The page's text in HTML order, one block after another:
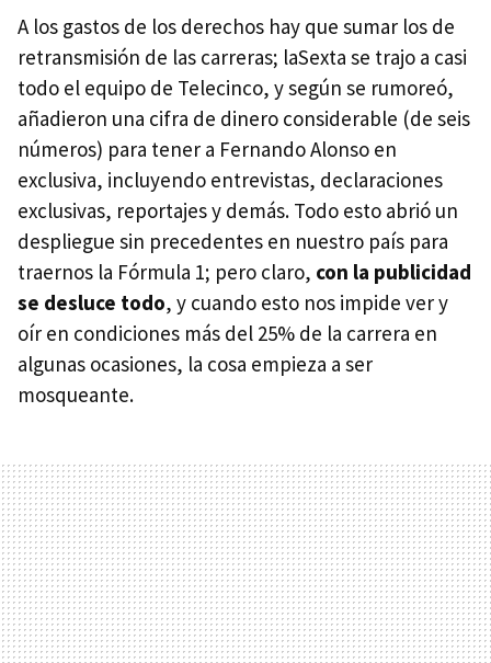
A los gastos de los derechos hay que sumar los de
retransmisión de las carreras; laSexta se trajo a casi
todo el equipo de Telecinco, y según se rumoreó,
añadieron una cifra de dinero considerable (de seis
números) para tener a Fernando Alonso en
exclusiva, incluyendo entrevistas, declaraciones
exclusivas, reportajes y demás. Todo esto abrió un
despliegue sin precedentes en nuestro país para
traernos la Fórmula 1; pero claro, con la publicidad
se desluce todo, y cuando esto nos impide ver y
oír en condiciones más del 25% de la carrera en
algunas ocasiones, la cosa empieza a ser
mosqueante.